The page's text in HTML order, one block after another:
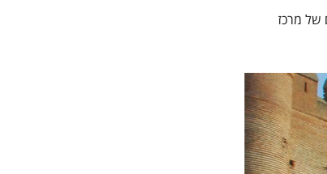
של מרכז